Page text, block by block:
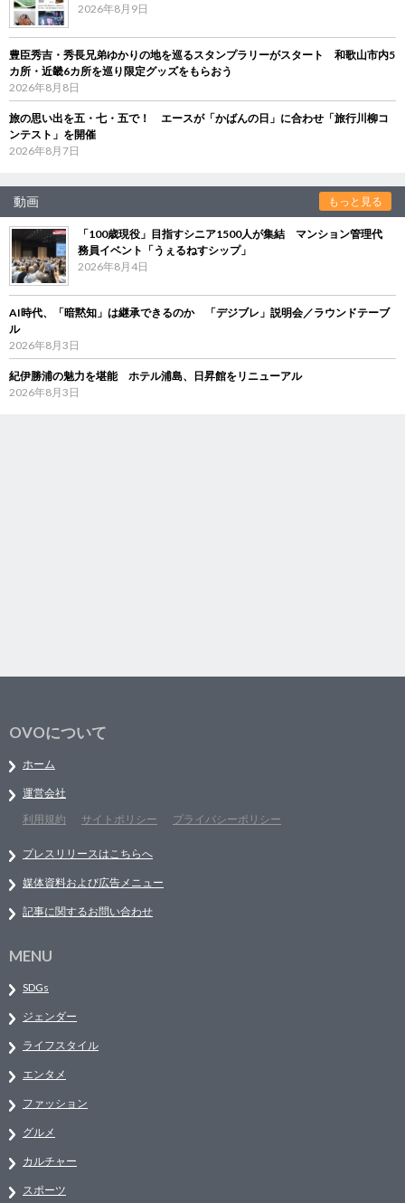
2026年8月9日
豊臣秀吉・秀長兄弟ゆかりの地を巡るスタンプラリーがスタート 和歌山市内5
カ所・近畿6カ所を巡り限定グッズをもらおう
2026年8月8日
旅の思い出を五・七・五で！ エースが「かばんの日」に合わせ「旅行川柳コ
ンテスト」を開催
2026年8月7日
動画 もっと見る
「100歳現役」目指すシニア1500人が集結 マンション管理代
務員イベント「うぇるねすシップ」
2026年8月4日
AI時代、「暗黙知」は継承できるのか 「デジブレ」説明会／ラウンドテーブ
ル
2026年8月3日
紀伊勝浦の魅力を堪能 ホテル浦島、日昇館をリニューアル
2026年8月3日
OVOについて
ホーム
運営会社
利用規約
サイトポリシー プライバシーポリシー
プレスリリースはこちらへ
媒体資料および広告メニュー
記事に関するお問い合わせ
MENU
SDGs
ジェンダー
ライフスタイル
エンタメ
ファッション
グルメ
カルチャー
スポーツ